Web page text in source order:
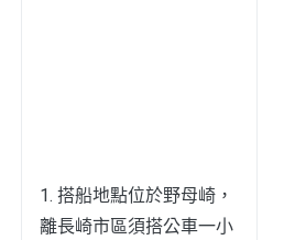
1. 搭船地點位於野母崎，
離長崎市區須搭公車一小